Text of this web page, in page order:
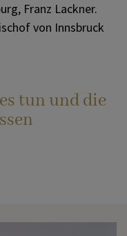
Franz Lackner.
von Innsbruck
tun und die